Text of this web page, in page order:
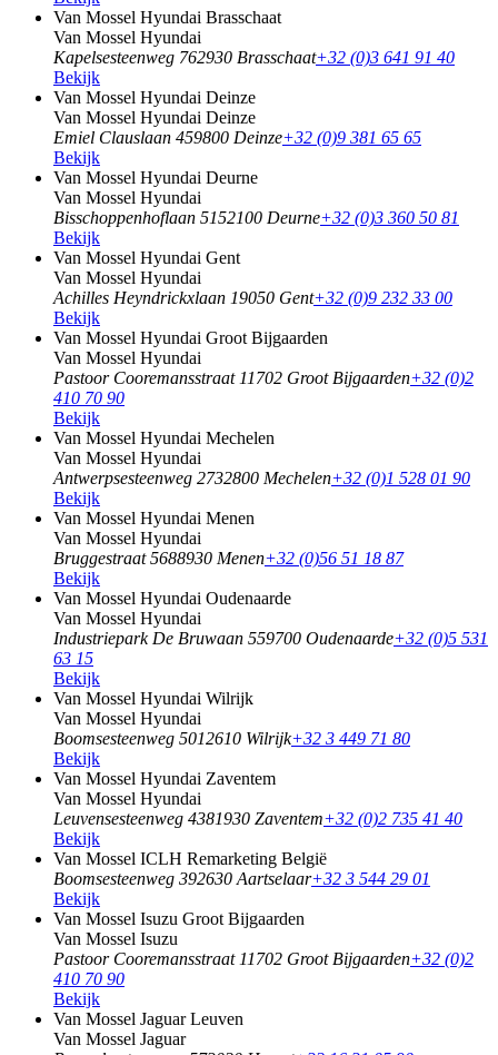
Van Mossel Hyundai Brasschaat
Van Mossel Hyundai
Kapelsesteenweg 762930 Brasschaat+32 (0)3 641 91 40
Bekijk
Van Mossel Hyundai Deinze
Van Mossel Hyundai Deinze
Emiel Clauslaan 459800 Deinze+32 (0)9 381 65 65
Bekijk
Van Mossel Hyundai Deurne
Van Mossel Hyundai
Bisschoppenhoflaan 5152100 Deurne+32 (0)3 360 50 81
Bekijk
Van Mossel Hyundai Gent
Van Mossel Hyundai
Achilles Heyndrickxlaan 19050 Gent+32 (0)9 232 33 00
Bekijk
Van Mossel Hyundai Groot Bijgaarden
Van Mossel Hyundai
Pastoor Cooremansstraat 11702 Groot Bijgaarden+32 (0)2
410 70 90
Bekijk
Van Mossel Hyundai Mechelen
Van Mossel Hyundai
Antwerpsesteenweg 2732800 Mechelen+32 (0)1 528 01 90
Bekijk
Van Mossel Hyundai Menen
Van Mossel Hyundai
Bruggestraat 5688930 Menen+32 (0)56 51 18 87
Bekijk
Van Mossel Hyundai Oudenaarde
Van Mossel Hyundai
Industriepark De Bruwaan 559700 Oudenaarde+32 (0)5 531
63 15
Bekijk
Van Mossel Hyundai Wilrijk
Van Mossel Hyundai
Boomsesteenweg 5012610 Wilrijk+32 3 449 71 80
Bekijk
Van Mossel Hyundai Zaventem
Van Mossel Hyundai
Leuvensesteenweg 4381930 Zaventem+32 (0)2 735 41 40
Bekijk
Van Mossel ICLH Remarketing België
Boomsesteenweg 392630 Aartselaar+32 3 544 29 01
Bekijk
Van Mossel Isuzu Groot Bijgaarden
Van Mossel Isuzu
Pastoor Cooremansstraat 11702 Groot Bijgaarden+32 (0)2
410 70 90
Bekijk
Van Mossel Jaguar Leuven
Van Mossel Jaguar